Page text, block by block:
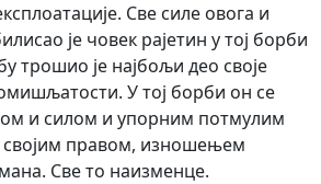
Све силе овога и
је човек рајетин у тој борби
трошио је најбољи део своје
У тој борби он се
и силом и упорним потмулим
правом, изношењем
Све то наизменце.